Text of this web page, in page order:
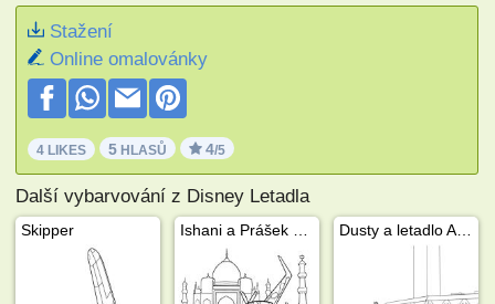
Stažení
Online omalovánky
4 LIKES 5 HLASŮ 4/5
Další vybarvování z Disney Letadla
Skipper